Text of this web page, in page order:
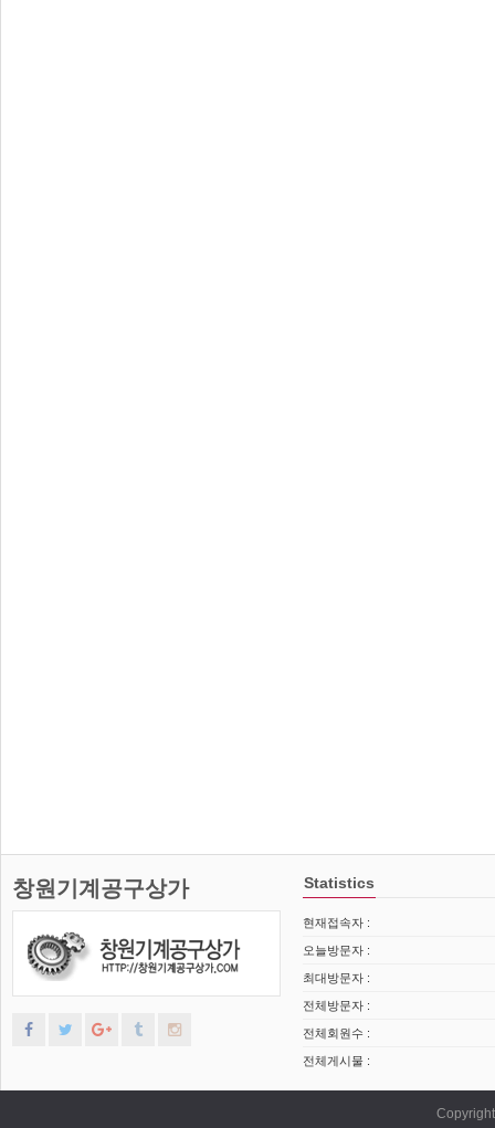
창원기계공구상가 Statistics
현재접속자 :
오늘방문자 :
최대방문자 :
전체방문자 :
전체회원수 :
전체게시물 :